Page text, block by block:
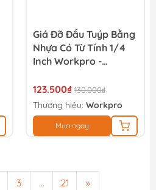
Giá Đỡ Đầu Tuýp Bằng
Nhựa Có Từ Tính 1/4
Inch Workpro -
123.500₫ 130.000₫
Thương hiệu: Workpro
Mua ngay
3 ... 21 »